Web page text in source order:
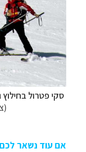
סקי פטרול
אם עוד נשאר